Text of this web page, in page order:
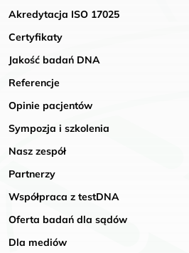
Akredytacja ISO 17025
Certyfikaty
Jakość badań DNA
Referencje
Opinie pacjentów
Sympozja i szkolenia
Nasz zespół
Partnerzy
Współpraca z testDNA
Oferta badań dla sądów
Dla mediów